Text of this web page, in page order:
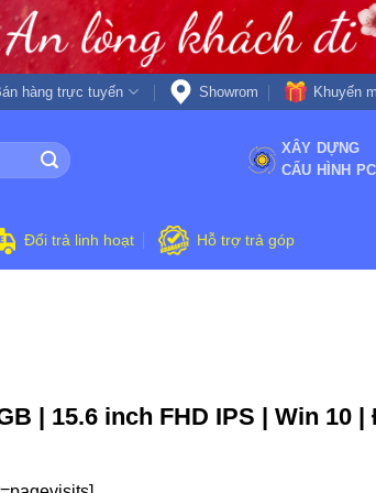
hàng trực tuyến Showrom Khuyến
XÂY DỰNG
CẤU HÌNH PC
Đổi trả linh hoạt Hỗ trợ trả góp
| 15.6 inch FHD IPS | Win 10 |